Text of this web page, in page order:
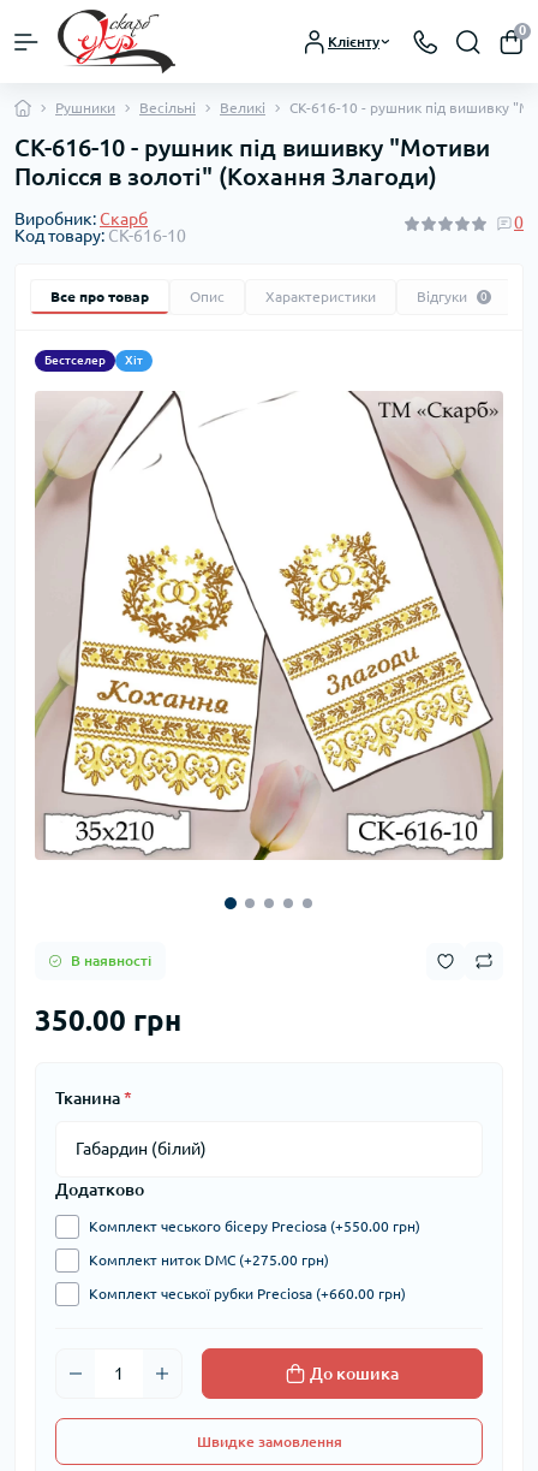
Клієнту
0
Рушники Весільні Великі СК-616-10 - рушник під вишивку
СК-616-10 - рушник під вишивку "Мотиви
Полісся в золоті" (Кохання Злагоди)
Виробник:Скарб
Код товару: СК-616-10
0
Все про товар Опис Характеристики Відгуки 0
Бестселер Хіт
В наявності
350.00 грн
Тканина*
Додатково
Комплект чеського бісеру Preciosa (+550.00 грн)
Комплект ниток DMC (+275.00 грн)
Комплект чеської рубки Preciosa (+660.00 грн)
До кошика
Швидке замовлення